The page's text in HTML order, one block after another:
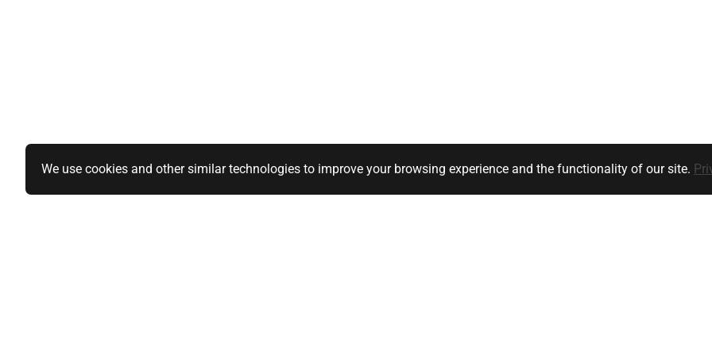
We use cookies and other similar technologies to improve your browsing experience and the functionality of our site.